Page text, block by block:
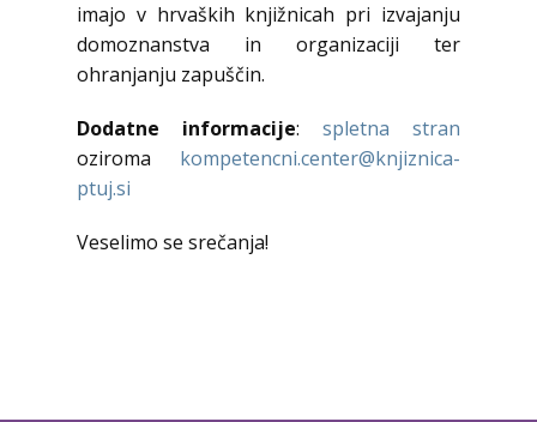
imajo v hrvaških knjižnicah pri izvajanju
domoznanstva in organizaciji ter
ohranjanju zapuščin.
Dodatne informacije: spletna stran
oziroma kompetencni.center@knjiznica-
ptuj.si
Veselimo se srečanja!